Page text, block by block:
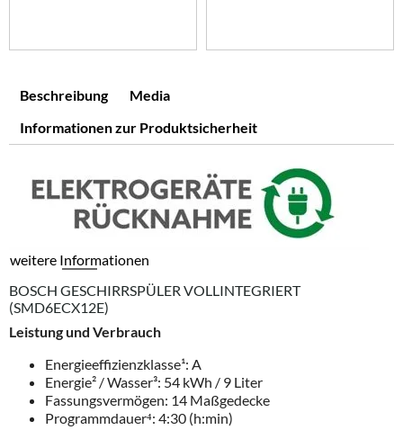
Beschreibung
Media
Informationen zur Produktsicherheit
weitere Informationen
BOSCH GESCHIRRSPÜLER VOLLINTEGRIERT
(SMD6ECX12E)
Leistung und Verbrauch
Energieeffizienzklasse¹: A
Energie² / Wasser³: 54 kWh / 9 Liter
Fassungsvermögen: 14 Maßgedecke
Programmdauer⁴: 4:30 (h:min)